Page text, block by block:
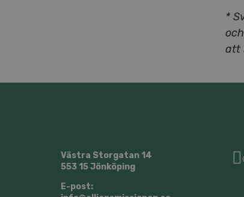
*
att
Västra Storgatan 14
553 15 Jönköping
E-post: